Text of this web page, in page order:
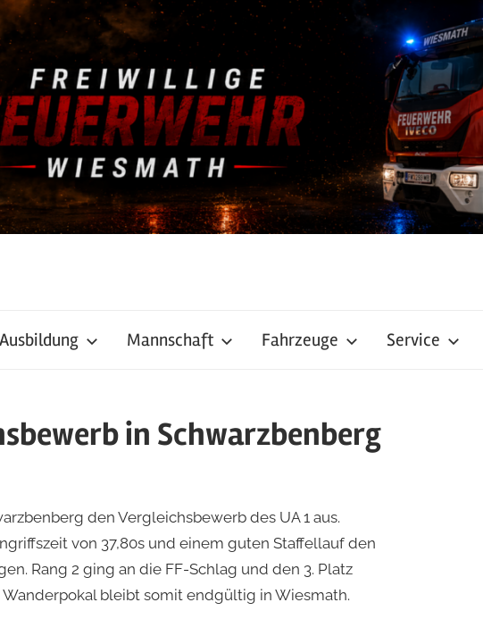
Mannschaft Fahrzeuge Service
in Schwarzbenberg
den Vergleichsbewerb des UA 1 aus.
von 37,80s und einem guten Staffellauf den
Rang 2 ging an die FF-Schlag und den 3. Platz
bleibt somit endgültig in Wiesmath.